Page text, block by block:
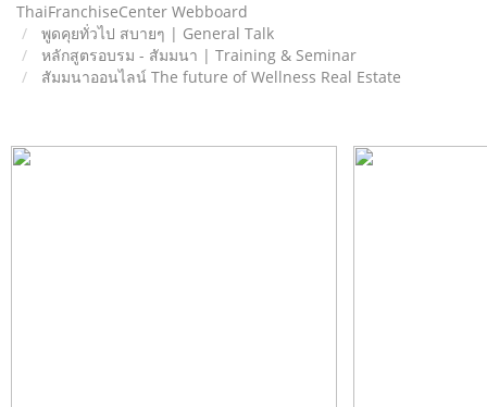
ThaiFranchiseCenter Webboard
พูดคุยทั่วไป สบายๆ | General Talk
หลักสูตรอบรม - สัมมนา | Training & Seminar
สัมมนาออนไลน์ The future of Wellness Real Estate